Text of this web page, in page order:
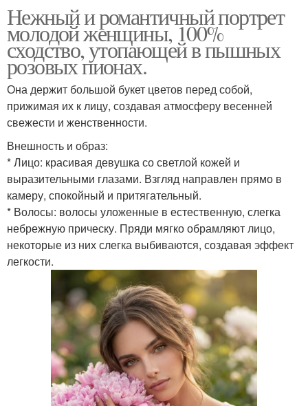
Нежный и романтичный портрет
молодой женщины, 100%
сходство, утопающей в пышных
розовых пионах.
Она держит большой букет цветов перед собой,
прижимая их к лицу, создавая атмосферу весенней
свежести и женственности.
Внешность и образ:
* Лицо: красивая девушка со светлой кожей и
выразительными глазами. Взгляд направлен прямо в
камеру, спокойный и притягательный.
* Волосы: волосы уложенные в естественную, слегка
небрежную прическу. Пряди мягко обрамляют лицо,
некоторые из них слегка выбиваются, создавая эффект
легкости.